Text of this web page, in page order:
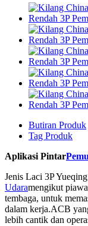
Butiran Produk
Tag Produk
Aplikasi Pintar
Jenis Laci 3P
Udaramengikut
tembaga, untuk
dalam kerja.ACB
lebih cantik dan